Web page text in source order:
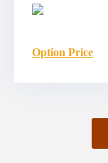
Option Price